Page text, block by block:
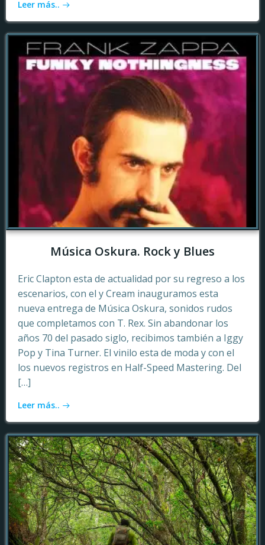
Leer más..
Música Oskura. Rock y Blues
Eric Clapton esta de actualidad por su regreso a los
escenarios, con el y Cream inauguramos esta
nueva entrega de Música Oskura, sonidos rudos
que completamos con T. Rex. Sin abandonar los
años 70 del pasado siglo, recibimos también a Iggy
Pop y Tina Turner. El vinilo esta de moda y con el
los nuevos registros en Half-Speed Mastering. Del
[…]
Leer más..